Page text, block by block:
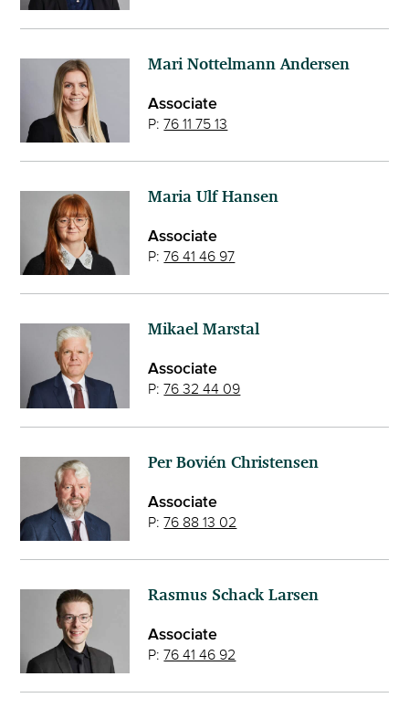
Mari Nottelmann Andersen
Associate
P:76 11 75 13
Maria Ulf Hansen
Associate
P:76 41 46 97
Mikael Marstal
Associate
P:76 32 44 09
Per Bovién Christensen
Associate
P:76 88 13 02
Rasmus Schack Larsen
Associate
P:76 41 46 92